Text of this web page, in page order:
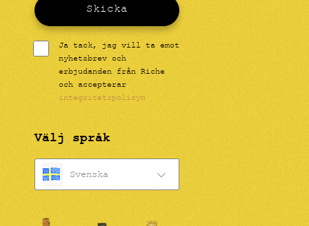
Skicka
Ja tack, jag vill ta emot
nyhetsbrev och
erbjudanden från Riche
och accepterar
integritetspolicyn
Välj språk
Svenska